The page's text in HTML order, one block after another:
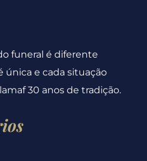
funeral é diferente
única e cada situação
30 anos de tradição.